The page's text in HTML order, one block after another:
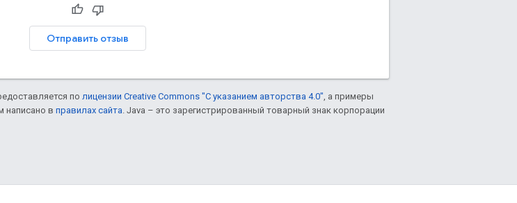
Отправить отзыв
по лицензии Creative Commons "С указанием авторства 4.0" , а примеры
написано в правилах сайта . Java – это зарегистрированный товарный знак корпорации